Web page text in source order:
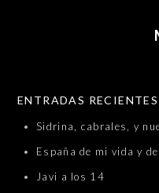
ENTRADAS RECIENTES
Sidrina, cabrales, y
España de mi vida y
Javi a los 14